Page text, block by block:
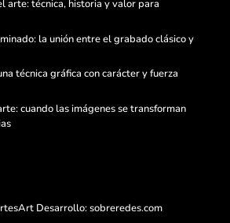
arte: técnica, historia y valor para
la unión entre el grabado clásico y
técnica gráfica con carácter y fuerza
cuando las imágenes se transforman
Desarrollo:sobreredes.com